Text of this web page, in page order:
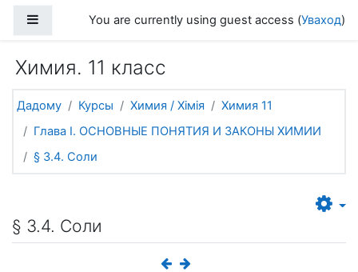
Side panelYou are currently using guest access (Уваход)
Химия. 11 класс
Дадому Курсы Химия / Хімія
Химия 11
Глава I. ОСНОВНЫЕ ПОНЯТИЯ И ЗАКОНЫ ХИМИИ
§ 3.4. Соли
§ 3.4. Соли